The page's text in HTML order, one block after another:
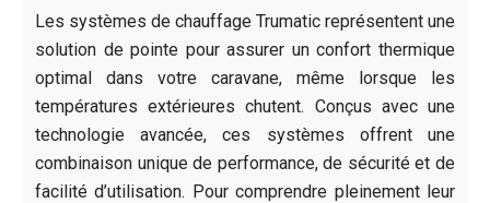
Les systèmes de chauffage Trumatic représentent une
solution de pointe pour assurer un confort thermique
optimal dans votre caravane, même lorsque les
températures extérieures chutent. Conçus avec une
technologie avancée, ces systèmes offrent une
combinaison unique de performance, de sécurité et de
facilité d’utilisation. Pour comprendre pleinement leur